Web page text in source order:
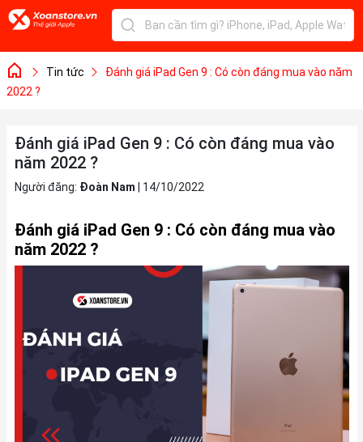
Tin tức
Đánh giá iPad Gen 9 : Có còn đáng mua vào năm
2022 ?
Đánh giá iPad Gen 9 : Có còn đáng mua vào
năm 2022 ?
Người đăng: Đoàn Nam 14/10/2022
Đánh giá iPad Gen 9 : Có còn đáng mua vào
năm 2022 ?